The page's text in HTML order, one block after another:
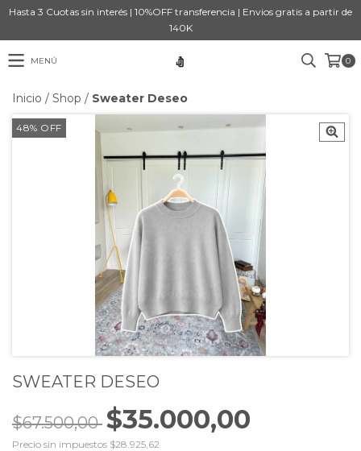
Hasta 3 Cuotas sin interés | 10%OFF transferencia | Envios gratis a partir de
140K
MENÚ 0
Inicio / Shop / Sweater Deseo
48% OFF
SWEATER DESEO
$67.500,00 $35.000,00
Precio sin impuestos $28.925,62